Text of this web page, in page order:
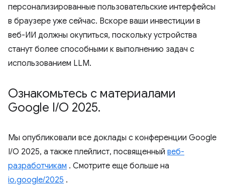
персонализированные пользовательские интерфейсы
в браузере уже сейчас. Вскоре ваши инвестиции в
веб-ИИ должны окупиться, поскольку устройства
станут более способными к выполнению задач с
использованием LLM.
Ознакомьтесь с материалами
Google I/O 2025.
Мы опубликовали все доклады с конференции Google
I/O 2025, а также плейлист, посвященный веб-
разработчикам . Смотрите еще больше на
io.google/2025 .